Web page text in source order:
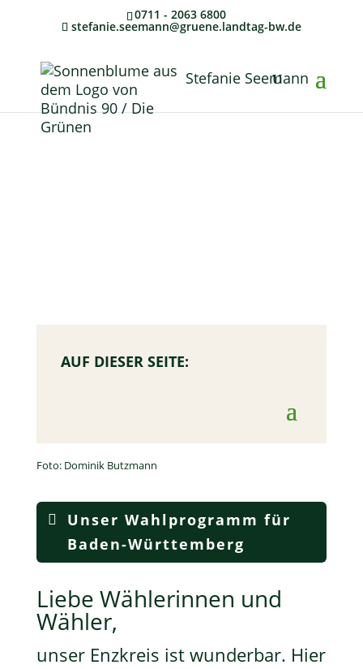
0711 - 2063 6800
stefanie.seemann@gruene.landtag-bw.de
Stefanie Seemann
AUF DIESER SEITE:
Foto: Dominik Butzmann
Unser Wahlprogramm für
Baden-Württemberg
Liebe Wählerinnen und
Wähler,
unser Enzkreis ist wunderbar. Hier